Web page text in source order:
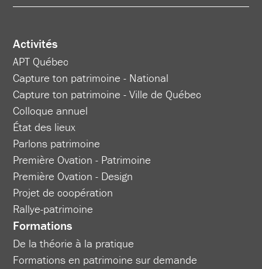
Activités
APT Québec
Capture ton patrimoine - National
Capture ton patrimoine - Ville de Québec
Colloque annuel
État des lieux
Parlons patrimoine
Première Ovation - Patrimoine
Première Ovation - Design
Projet de coopération
Rallye-patrimoine
Formations
De la théorie à la pratique
Formations en patrimoine sur demande